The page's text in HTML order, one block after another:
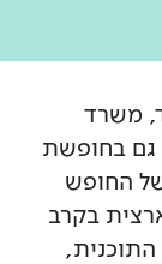
משרד
גם בחופשת
החופש
בקרב